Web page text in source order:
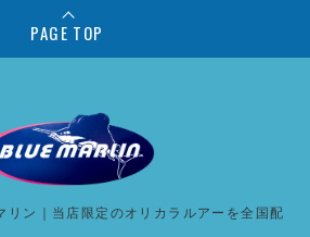
PAGE TOP
リン｜当店限定のオリカラルアーを全国配